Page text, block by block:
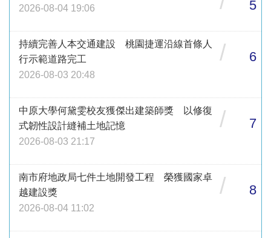
2026-08-04 19:06
5
持續完善人本交通建設 桃園捷運沿線首條人
行示範道路完工
2026-08-03 20:48
/ 6
中原大學何黛雯校友獲傑出建築師獎 以修復
式韌性設計縫補土地記憶
2026-08-03 21:17
/ 7
南市府地政局七件土地開發工程 榮獲國家卓
越建設獎
2026-08-04 11:02
/ 8